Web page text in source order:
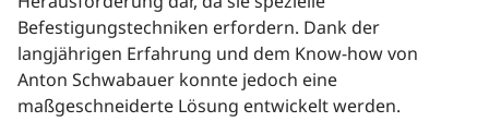
Befestigungstechniken erfordern. Dank der
langjährigen Erfahrung und dem Know-how von
Anton Schwabauer konnte jedoch eine
maßgeschneiderte Lösung entwickelt werden.